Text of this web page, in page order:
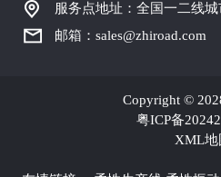
服务点地址：全国一二线
邮箱：sales@zhiroad.com
Copyright ©
粤ICP备
XML地